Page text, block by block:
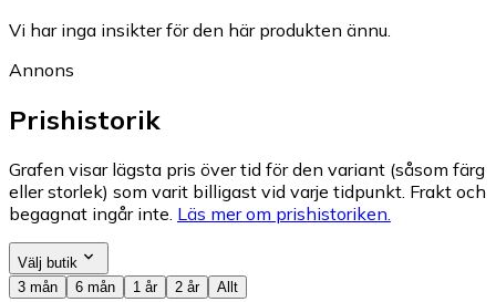
Vi har inga insikter för den här produkten ännu.
Annons
Prishistorik
Grafen visar lägsta pris över tid för den variant (såsom färg
eller storlek) som varit billigast vid varje tidpunkt. Frakt och
begagnat ingår inte. Läs mer om prishistoriken.
Välj butik
3 mån
6 mån 1 år 2 år Allt